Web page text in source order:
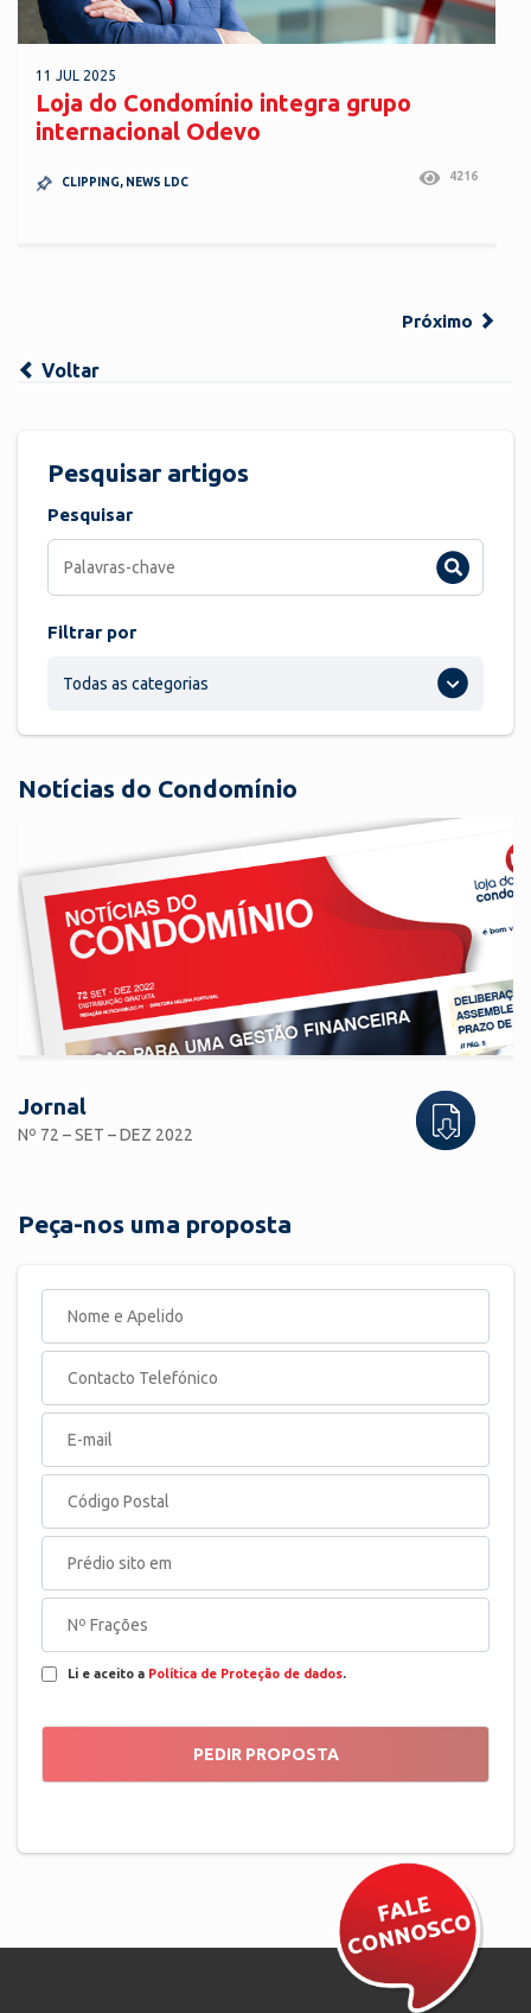
11 JUL 2025
Loja do Condomínio integra grupo
internacional Odevo
CLIPPING, NEWS LDC 4216
Próximo
Voltar
Pesquisar artigos
Pesquisar
Filtrar por
Todas as categorias
Notícias do Condomínio
Jornal
Nº 72 – SET – DEZ 2022
Peça-nos uma proposta
Li e aceito a Política de Proteção de dados.